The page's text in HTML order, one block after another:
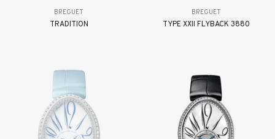
BREGUET
TRADITION
BREGUET
TYPE XXII FLYBACK 3880